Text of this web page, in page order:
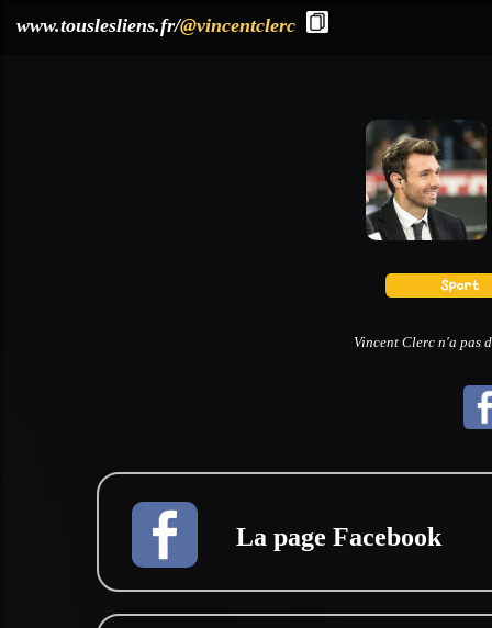
www.touslesliens.fr/@vincentclerc
Vincent Clerc n'a pas
La page Facebook